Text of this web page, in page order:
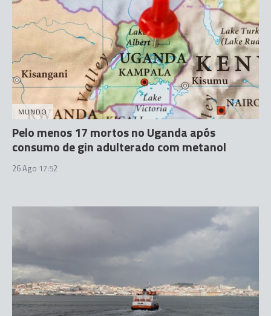
MUNDO
Pelo menos 17 mortos no Uganda após
consumo de gin adulterado com metanol
26 Ago 17:52